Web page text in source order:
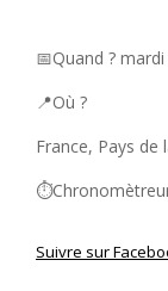
📅Quand ?
📍Où ?
France, Pays de
⏱️Chronomètreur
Suivre sur